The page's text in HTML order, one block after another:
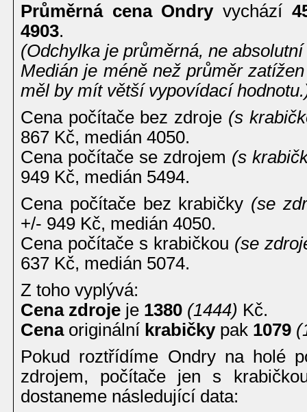
Průměrná cena Ondryvychází
4903.
(Odchylka je průměrná, ne
Medián je méně než průměr
měl by mít větší vypovídací
Cena počítače bez zdroje (s
867 Kč, medián 4050.
Cena počítače se zdrojem (s
949 Kč, medián 5494.
Cena počítače bez krabičky (se
+/- 949 Kč, medián 4050.
Cena počítače s krabičkou (se
637 Kč, medián 5074.
Z toho vyplývá:
Cena zdroje je 1380 (1444) Kč.
Cenaoriginální krabičkypak 1079
Pokud roztřídíme Ondry na holé
zdrojem, počítače jen s
dostaneme následující data: